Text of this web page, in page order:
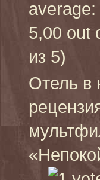
из 5)
Отель в